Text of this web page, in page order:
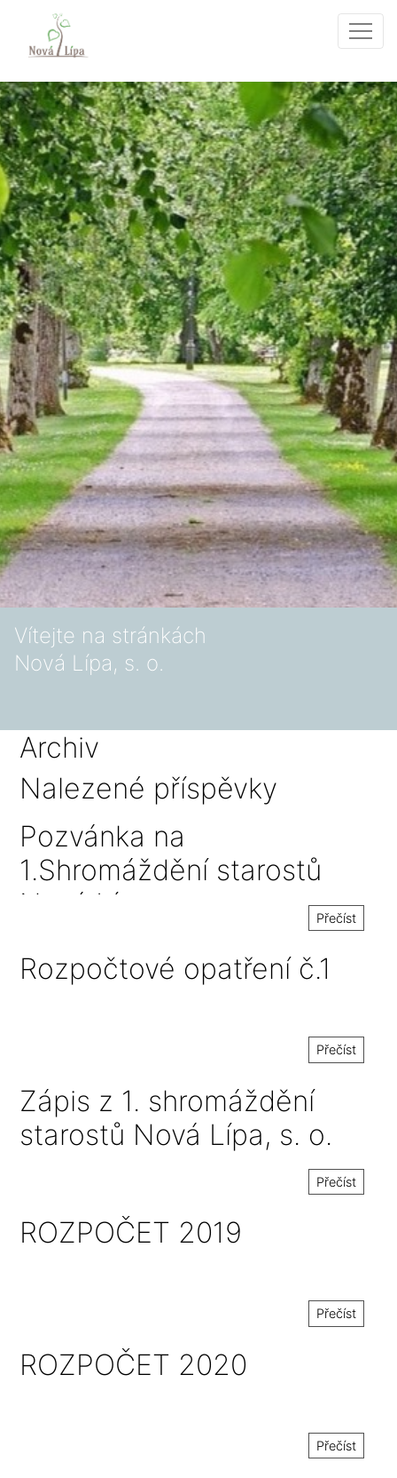
Vítejte na stránkách
Nová Lípa, s. o.
Archiv
Nalezené příspěvky
Pozvánka na
1.Shromáždění starostů
Nová Lípa, s. o.
Přečíst
Rozpočtové opatření č.1
Přečíst
Zápis z 1. shromáždění
starostů Nová Lípa, s. o.
Přečíst
ROZPOČET 2019
Přečíst
ROZPOČET 2020
Přečíst